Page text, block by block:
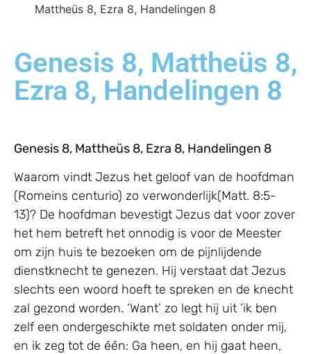
Mattheüs 8, Ezra 8, Handelingen 8
Genesis 8, Mattheüs 8,
Ezra 8, Handelingen 8
Genesis 8, Mattheüs 8, Ezra 8, Handelingen 8
Waarom vindt Jezus het geloof van de hoofdman
(Romeins centurio) zo verwonderlijk(Matt. 8:5-
13)? De hoofdman bevestigt Jezus dat voor zover
het hem betreft het onnodig is voor de Meester
om zijn huis te bezoeken om de pijnlijdende
dienstknecht te genezen. Hij verstaat dat Jezus
slechts een woord hoeft te spreken en de knecht
zal gezond worden. ‘Want’ zo legt hij uit ‘ik ben
zelf een ondergeschikte met soldaten onder mij,
en ik zeg tot de één: Ga heen, en hij gaat heen,